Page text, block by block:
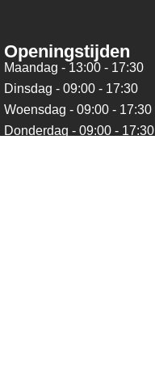
Openingstijden
Maandag - 13:00 - 17:30
Dinsdag - 09:00 - 17:30
Woensdag - 09:00 - 17:30
Donderdag - 09:00 - 17:30